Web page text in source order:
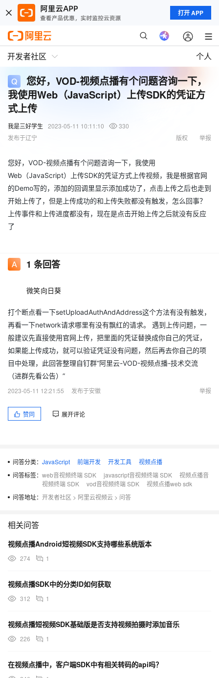
打开 APP
开发者社区 个人
您好，VOD-视频点播有个问题咨询一下，
我使用Web（JavaScript）上传SDK的凭证方
式上传
我是三好学生 2023-05-11 10:11:10
330
发布于辽宁
举报
版权
您好，VOD-视频点播有个问题咨询一下，我使用
Web（JavaScript）上传SDK的凭证方式上传视频，我是根据官网
的Demo写的，添加的回调里显示添加成功了，点击上传之后也走到
开始上传了，但是上传成功的和上传失败都没有触发，怎么回事？
上传事件和上传进度都没有，现在是点击开始上传之后就没有反应
了
1 条回答
微笑向日葵
打个断点看一下setUploadAuthAndAddress这个方法有没有触发，
再看一下network请求哪里有没有飘红的请求。 遇到上传问题，一
般建议先直接使用官网上传，把里面的凭证替换成你自己的凭证，
如果能上传成功，就可以验证凭证没有问题，然后再去你自己的项
目中处理，此回答整理自钉群“阿里云-VOD-视频点播-技术交流
（进群先看公告）”
2023-05-11 12:21:55
发布于安徽 举报
赞同 展开评论
问答分类： JavaScript 前端开发 开发工具
视频点播
问答标签： web音视频终端 SDK javascript音视频终端 SDK
视频点播音
视频终端 SDK
vod音视频终端 SDK
视频点播web sdk
问答地址： 开发者社区 > 阿里云视频云 > 问答
相关问答
视频点播Android短视频SDK支持哪些系统版本
274 1
视频点播SDK中的分类ID如何获取
312 1
视频点播短视频SDK基础版是否支持视频拍摄时添加音乐
226 1
在视频点播中，客户端SDK中有相关转码的api吗？